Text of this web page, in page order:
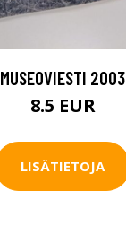
MUSEOVIESTI 2003
8.5 EUR
LISÄTIETOJA